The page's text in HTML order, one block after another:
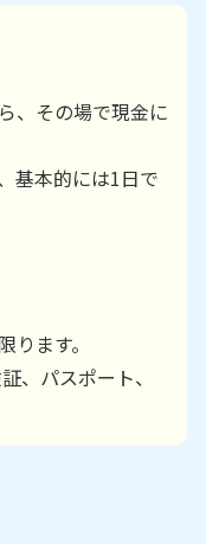
、その場で現金に
基本的には1日で
ます。
、パスポート、